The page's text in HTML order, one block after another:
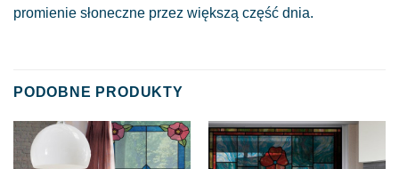
promienie słoneczne przez większą część dnia.
PODOBNE PRODUKTY